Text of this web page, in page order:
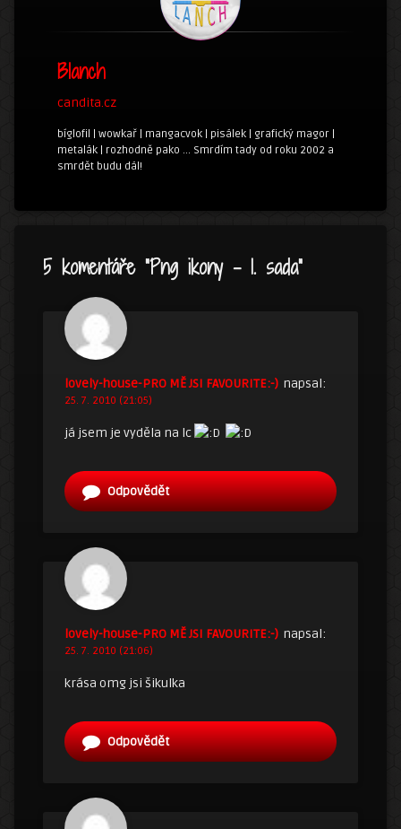
Blanch
candita.cz
bíglofil | wowkař | mangacvok | pisálek | grafický magor |
metalák | rozhodně pako ... Smrdím tady od roku 2002 a
smrdět budu dál!
5 komentáře “Png ikony – 1. sada”
lovely-house-PRO MĚ JSI FAVOURITE:-) napsal:
25. 7. 2010 (21:05)
já jsem je vyděla na lc
Odpovědět
lovely-house-PRO MĚ JSI FAVOURITE:-) napsal:
25. 7. 2010 (21:06)
krása omg jsi šikulka
Odpovědět